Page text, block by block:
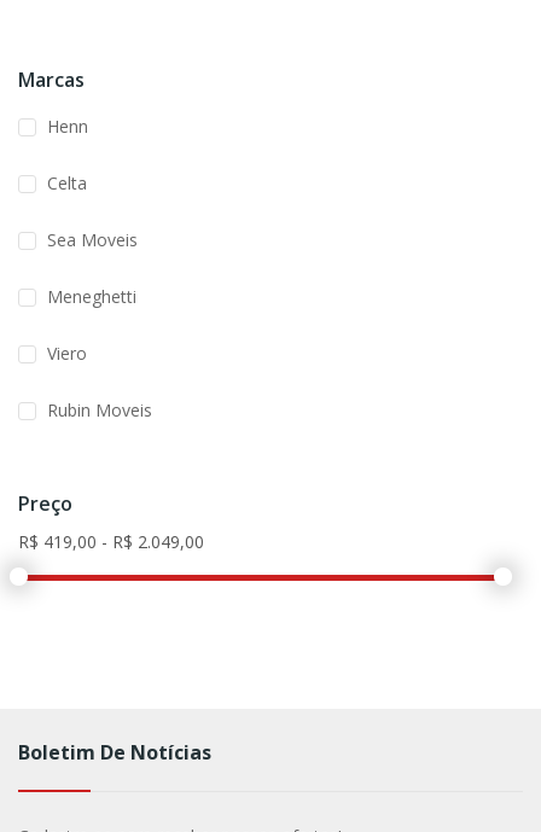
Marcas
Henn
Celta
Sea Moveis
Meneghetti
Viero
Rubin Moveis
Preço
Boletim De Notícias